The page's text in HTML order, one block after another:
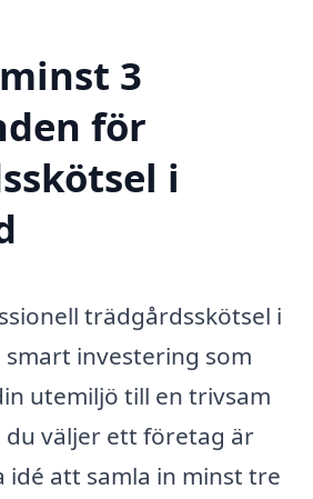
3
för
i
trädgårdsskötsel i
investering som
utemiljö till en trivsam
du väljer ett företag är
idé att samla in minst tre